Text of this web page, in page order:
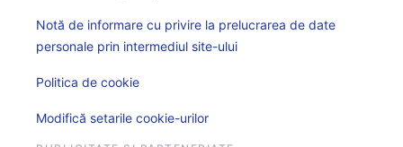
Notă de informare cu privire la prelucrarea de date
personale prin intermediul site-ului
Politica de cookie
Modifică setarile cookie-urilor